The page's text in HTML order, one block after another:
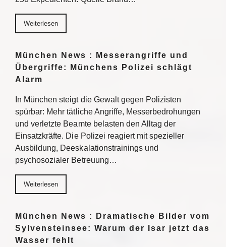
Weiterlesen
München News : Messerangriffe und
Übergriffe: Münchens Polizei schlägt
Alarm
In München steigt die Gewalt gegen Polizisten
spürbar: Mehr tätliche Angriffe, Messerbedrohungen
und verletzte Beamte belasten den Alltag der
Einsatzkräfte. Die Polizei reagiert mit spezieller
Ausbildung, Deeskalationstrainings und
psychosozialer Betreuung…
Weiterlesen
München News : Dramatische Bilder vom
Sylvensteinsee: Warum der Isar jetzt das
Wasser fehlt